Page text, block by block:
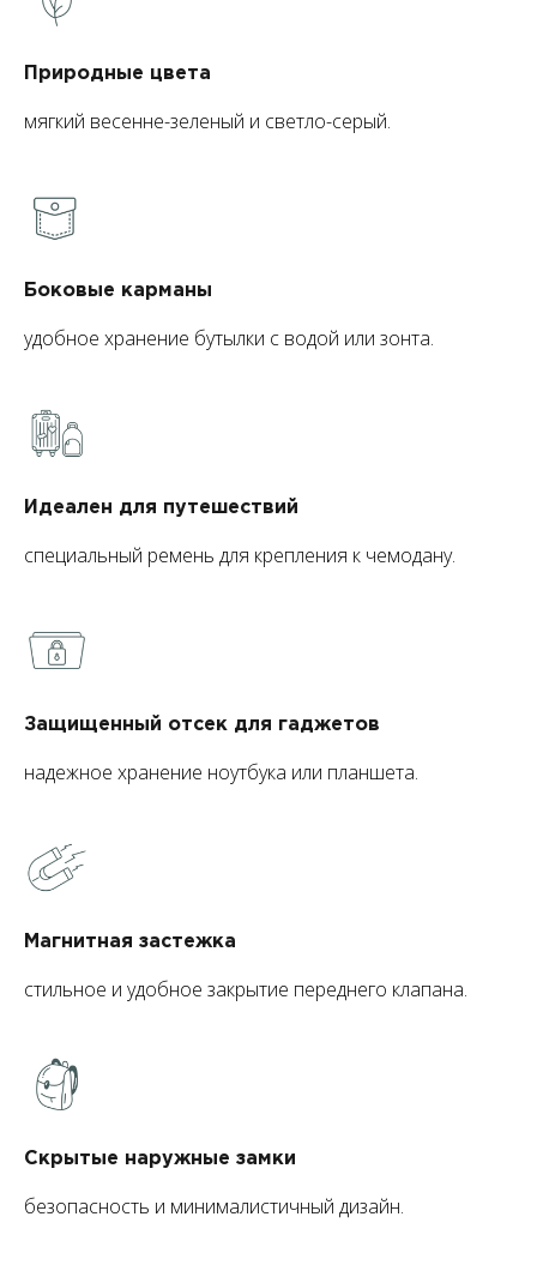
Природные цвета
мягкий весенне-зеленый и светло-серый.
Боковые карманы
удобное хранение бутылки с водой или зонта.
Идеален для путешествий
специальный ремень для крепления к чемодану.
Защищенный отсек для гаджетов
надежное хранение ноутбука или планшета.
Магнитная застежка
стильное и удобное закрытие переднего клапана.
Скрытые наружные замки
безопасность и минималистичный дизайн.